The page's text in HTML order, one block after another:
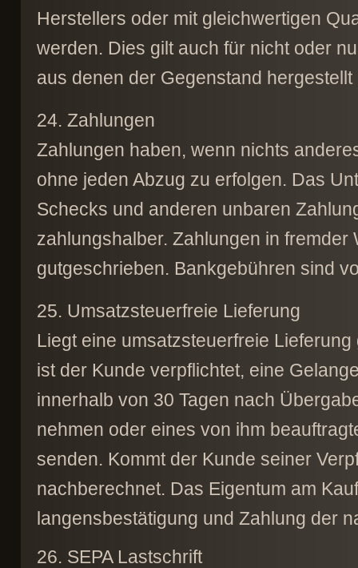
Herstellers oder mit gleichwertigen
werden. Dies gilt auch für nicht oder
aus denen der Gegenstand
24. Zahlungen
Zahlungen haben, wenn nichts
ohne jeden Abzug zu erfolgen. Das
Schecks und anderen unbaren
zahlungshalber. Zahlungen in
gutgeschrieben. Bankgebühren sind
25. Umsatzsteuerfreie Lieferung
Liegt eine umsatzsteuerfreie
ist der Kunde verpflichtet, eine
innerhalb von 30 Tagen nach
nehmen oder eines von ihm
senden. Kommt der Kunde seiner
nachberechnet. Das Eigentum am
langensbestätigung und Zahlung der
26. SEPA Lastschrift